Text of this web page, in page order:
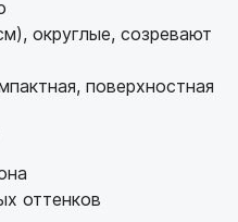
округлые, созревают
поверхностная
оттенков